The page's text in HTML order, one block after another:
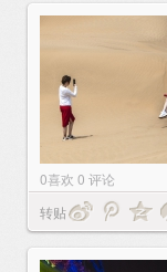
0喜欢 0 评论
转贴